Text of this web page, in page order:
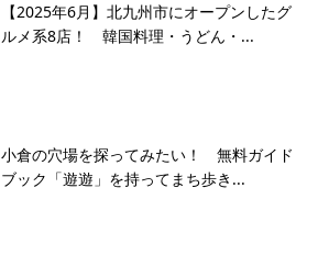
【2025年6月】北九州市にオープンしたグ
ルメ系8店！ 韓国料理・うどん・...
小倉の穴場を探ってみたい！ 無料ガイド
ブック「遊遊」を持ってまち歩き...